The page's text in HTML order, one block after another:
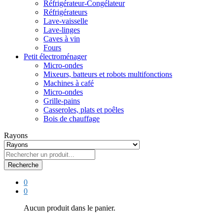
Réfrigérateur-Congélateur
Réfrigérateurs
Lave-vaisselle
Lave-linges
Caves à vin
Fours
Petit électroménager
Micro-ondes
Mixeurs, batteurs et robots multifonctions
Machines à café
Micro-ondes
Grille-pains
Casseroles, plats et poêles
Bois de chauffage
Rayons
Recherche
0
0
Aucun produit dans le panier.